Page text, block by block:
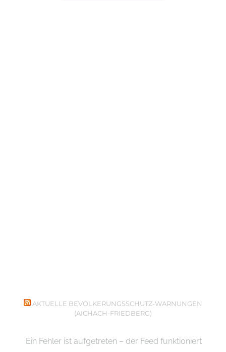
AKTUELLE BEVÖLKERUNGSSCHUTZ-WARNUNGEN
(AICHACH-FRIEDBERG)
Ein Fehler ist aufgetreten – der Feed funktioniert